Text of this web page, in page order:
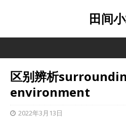
田间
区别辨析
environment
2022年3月13日